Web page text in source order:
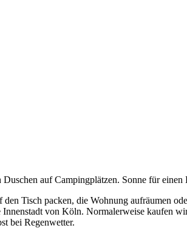
auf Campingplätzen. Sonne für
Tisch packen, die Wohnung aufräumen
von Köln. Normalerweise kaufen
bei Regenwetter.